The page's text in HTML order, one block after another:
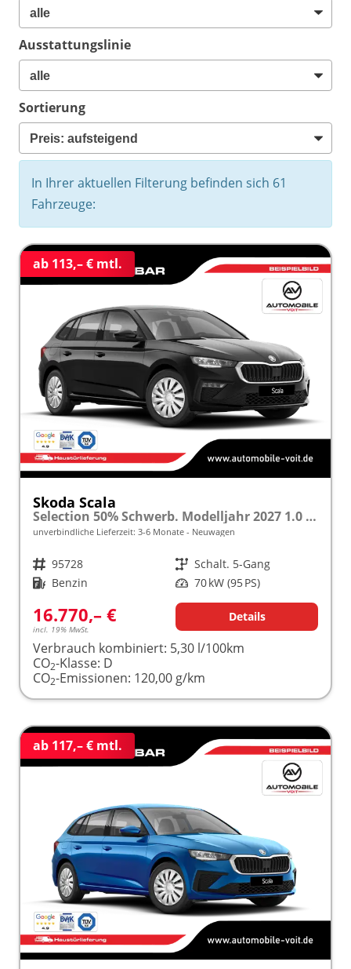
Ausstattungslinie
Sortierung
In Ihrer aktuellen Filterung befinden sich 61
Fahrzeuge:
ab 113,– € mtl.
Skoda Scala
Selection 50% Schwerb. Modelljahr 2027 1.0 TSI 70kW (95PS) "Sonderangebot bei Schwerbehinderung" SHZ/LED/TEMPOMAT frei konfigurierbar!
unverbindliche Lieferzeit: 3-6 Monate Neuwagen
Fahrzeugnr. 95728 Getriebe Schalt. 5-Gang
Kraftstoff Benzin Leistung 70 kW (95 PS)
16.770,– €
incl. 19% MwSt.
Details
Verbrauch kombiniert: 5,30 l/100km
CO2-Klasse: D
CO2-Emissionen: 120,00 g/km
ab 117,– € mtl.